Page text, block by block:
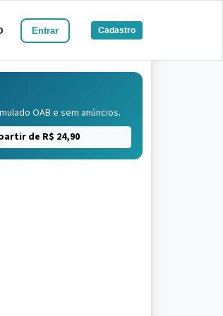
Entrar Cadastro
OAB e sem anúncios.
de R$ 24,90